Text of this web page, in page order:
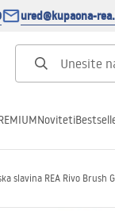
ured@kupaona-
Noviteti
slavina REA Rivo Brush